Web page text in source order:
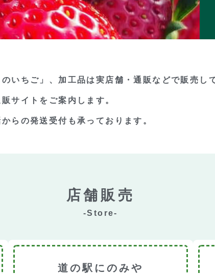
のいちご」、加工品は実店舗・通販などで販売し
サイトをご案内します。
らの発送受付も承っております。
店舗販売
-Store-
道の駅にのみや